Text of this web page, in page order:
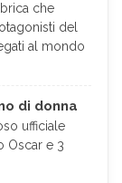
che
del
al mondo
di donna
ufficiale
Oscar e 3